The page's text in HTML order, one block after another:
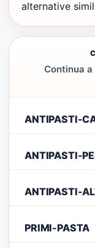
alternative
Continua
ANTIPASTI-
ANTIPASTI-
ANTIPASTI-
PRIMI-PASTA